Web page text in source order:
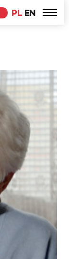
PL EN